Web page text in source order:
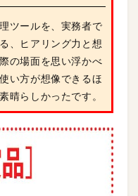
ツールを、実務者で
、ヒアリング力と想
の場面を思い浮かべ
い方が想像できるほ
晴らしかったです。